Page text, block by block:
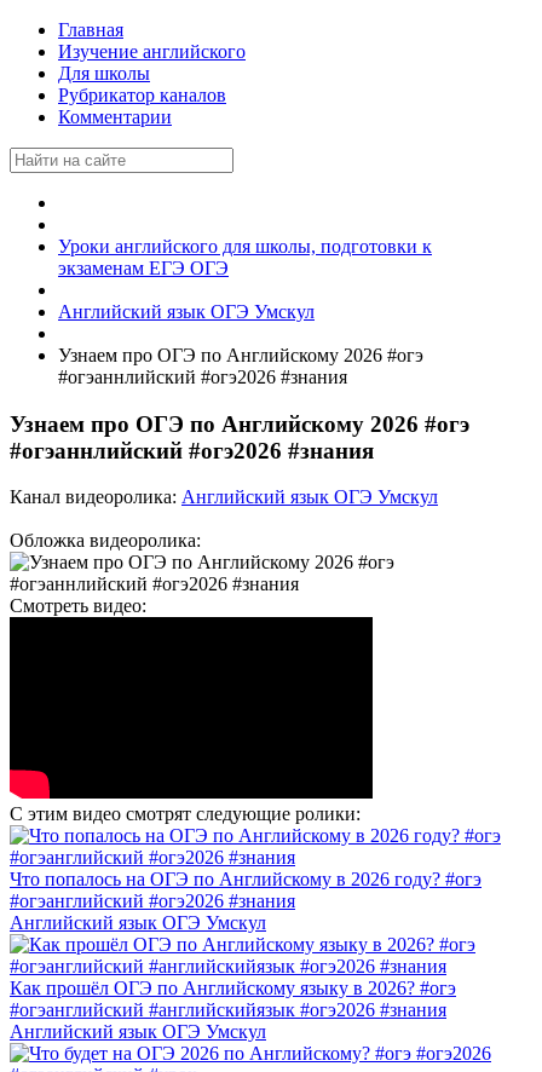
Главная
Изучение английского
Для школы
Рубрикатор каналов
Комментарии
Уроки английского для школы, подготовки к
экзаменам ЕГЭ ОГЭ
Английский язык ОГЭ Умскул
Узнаем про ОГЭ по Английскому 2026 #огэ
#огэаннлийский #огэ2026 #знания
Узнаем про ОГЭ по Английскому 2026 #огэ
#огэаннлийский #огэ2026 #знания
Канал видеоролика: Английский язык ОГЭ Умскул
Обложка видеоролика:
Смотреть видео:
С этим видео смотрят следующие ролики:
Что попалось на ОГЭ по Английскому в 2026 году? #огэ
#огэанглийский #огэ2026 #знания
Английский язык ОГЭ Умскул
Как прошёл ОГЭ по Английскому языку в 2026? #огэ
#огэанглийский #английскийязык #огэ2026 #знания
Английский язык ОГЭ Умскул